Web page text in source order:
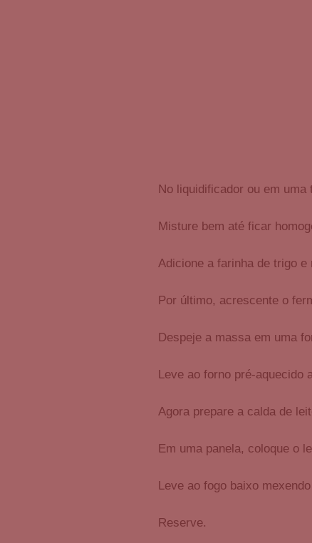
No liquidificador ou em
Misture bem até ficar
Adicione a farinha de trigo e
Por último, acrescente o
Despeje a massa em uma
Leve ao forno pré-aquecido
Agora prepare a calda de
Em uma panela, coloque o
Leve ao fogo baixo
Reserve.